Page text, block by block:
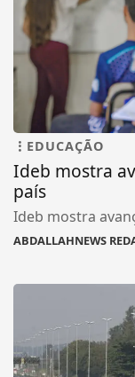
EDUCAÇÃO
Ideb mostra
país
Ideb mostra
ABDALLAHNEWS